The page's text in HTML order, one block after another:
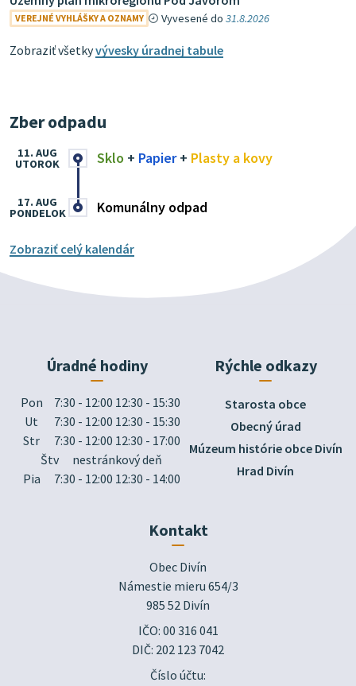
VEREJNÉ VYHLÁŠKY A OZNAMY Vyvesené do31.8.2026
Zobraziť všetkyvývesky úradnej tabule
Zber odpadu
Sklo + Papier+ Plasty a kovy
11. AUG
UTOROK
Komunálny odpad
17. AUG
PONDELOK
Zobraziť celý kalendár
Úradné hodiny
Pon
7:30 - 12:00 12:30 - 15:30
Ut
7:30 - 12:00 12:30 - 15:30
Str
7:30 - 12:00 12:30 - 17:00
Štv
nestránkový deň
Pia
7:30 - 12:00 12:30 - 14:00
Rýchle odkazy
Starosta obce
Obecný úrad
Múzeum histórie obce Divín
Hrad Divín
Kontakt
Obec Divín
Námestie mieru 654/3
985 52 Divín
IČO: 00 316 041
DIČ: 202 123 7042
Číslo účtu: